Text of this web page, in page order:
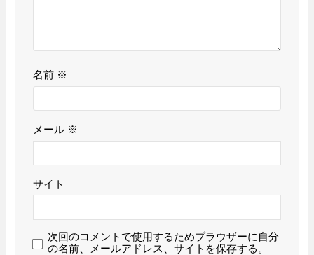
名前 ※
メール ※
サイト
次回のコメントで使用するためブラウザーに自分
の名前、メールアドレス、サイトを保存する。